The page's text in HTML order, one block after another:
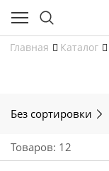
Главная Каталог
Без сортировки
Товаров: 12